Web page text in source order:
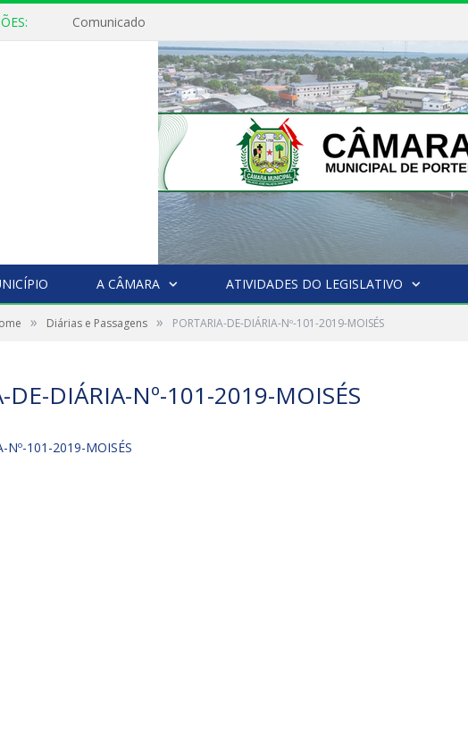
Comunicado
A CÂMARA ATIVIDADES DO LEGISLATIVO
» Diárias e Passagens » PORTARIA-DE-DIÁRIA-Nº-101-2019-MOISÉS
DE-DIÁRIA-Nº-101-2019-MOISÉS
Nº-101-2019-MOISÉS